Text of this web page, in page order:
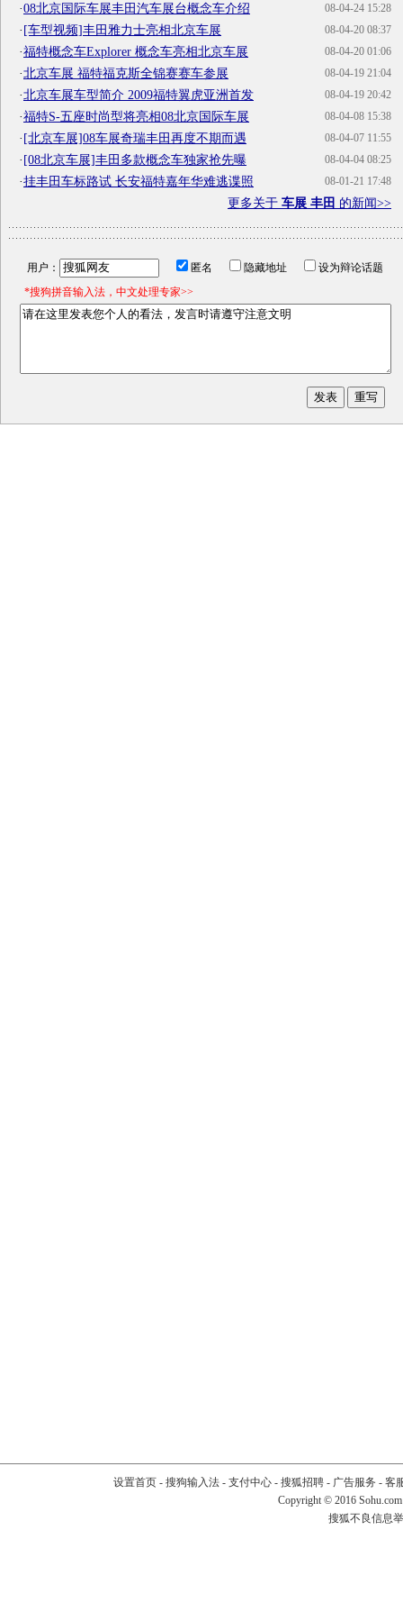
08-04-24 15:28
·08北京国际车展丰田汽车展台概念车介绍
08-04-20 08:37
·[车型视频]丰田雅力士亮相北京车展
08-04-20 01:06
·福特概念车Explorer 概念车亮相北京车展
08-04-19 21:04
·北京车展 福特福克斯全锦赛赛车参展
08-04-19 20:42
·北京车展车型简介 2009福特翼虎亚洲首发
08-04-08 15:38
·福特S-五座时尚型将亮相08北京国际车展
08-04-07 11:55
·[北京车展]08车展奇瑞丰田再度不期而遇
08-04-04 08:25
·[08北京车展]丰田多款概念车独家抢先曝
08-01-21 17:48
·挂丰田车标路试 长安福特嘉年华难逃谍照
更多关于 车展 丰田 的新闻>>
用户： 匿名 隐藏地址
设为辩论话题
*搜狗拼音输入法，中文处理专家>>
设置首页- 搜狗输入法- 支付中心- 搜狐招聘- 广告服务 - 客
Copyright © 2016
搜狐不良信息